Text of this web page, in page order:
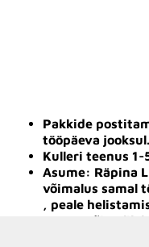
Pakkide
tööpäeva jooksul.
Kulleri teenus 1-
Asume: Räpina
võimalus samal
, peale
Tartus võimalik